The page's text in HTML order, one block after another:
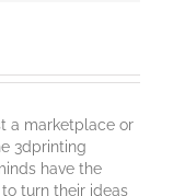
a marketplace or
3dprinting
have the
turn their ideas